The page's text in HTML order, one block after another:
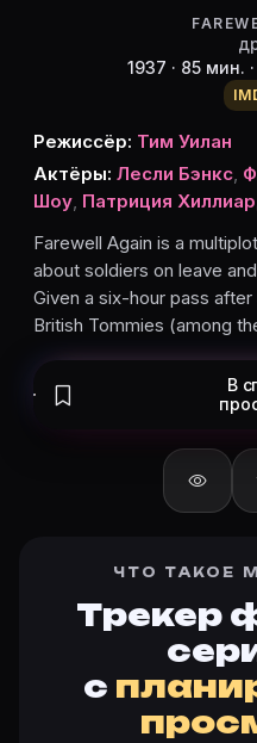
Роберт Ньютон
Элиот Мейкхэм
Мартита Хант
Эдвард Лекси
Маире О’Нилл
Уолли Патч
Маргарет Моффатт
Карточки актёров с
Частые
О чём фильм «Снова
Farewell Again is a
Дата выхода в мире:
Какой рейтинг у
Актуальный рейтинг
Как отслеживать
Откройте карточку
Кто актёры в «Снова
1937 · 85 мин.
Режиссёр: Тим Уилан
Актёры: Лесли Бэнкс,
Шоу, Патриция
Farewell Again is a
about soldiers on leave
Given a six-hour pass
British Tommies (among
В
ЧТО ТАКОЕ
Трекер
с